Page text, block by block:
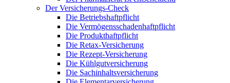
Der Versicherungs-Check
Die Betriebshaftpflicht
Die Vermögensschadenhaftpflicht
Die Produkthaftpflicht
Die Retax-Versicherung
Die Rezept-Versicherung
Die Kühlgutversicherung
Die Sachinhaltsversicherung